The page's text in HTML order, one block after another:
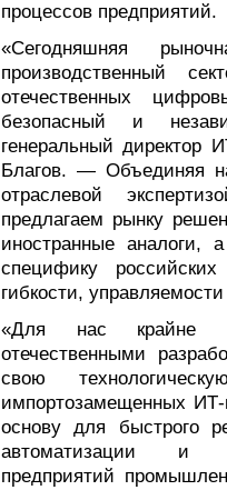
процессов предприятий.
«Сегодняшняя
производственный
отечественных
безопасный и
генеральный директор
Благов. — Объединяя
отраслевой
предлагаем рынку
иностранные аналоги,
специфику
гибкости,
«Для нас крайне
отечественными
свою
импортозамещенных ИТ-
основу для быстрого
автоматизации и
предприятий